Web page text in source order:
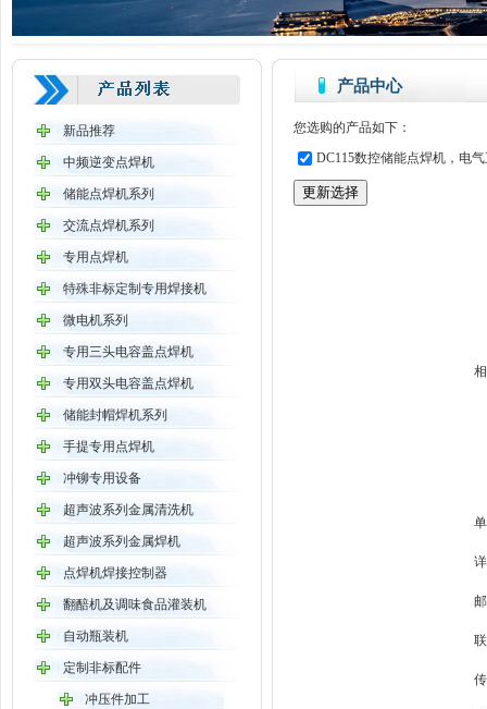
新品推荐
中频逆变点焊机
储能点焊机系列
交流点焊机系列
专用点焊机
特殊非标定制专用焊接机
微电机系列
专用三头电容盖点焊机
专用双头电容盖点焊机
储能封帽焊机系列
手提专用点焊机
冲铆专用设备
超声波系列金属清洗机
超声波系列金属焊机
点焊机焊接控制器
翻醅机及调味食品灌装机
自动瓶装机
定制非标配件
冲压件加工
产品中心
您选购的产品如下：
DC115数控储能点焊机，电